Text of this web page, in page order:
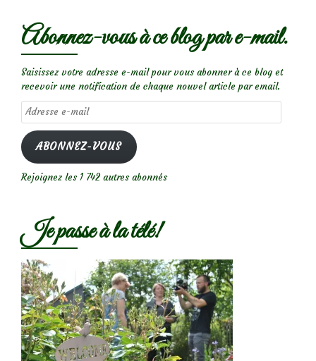
Abonnez-vous à ce blog par e-mail.
Saisissez votre adresse e-mail pour vous abonner à ce blog et
recevoir une notification de chaque nouvel article par email.
Adresse
e-
mail
ABONNEZ-VOUS
Rejoignez les 1 742 autres abonnés
Je passe à la télé!